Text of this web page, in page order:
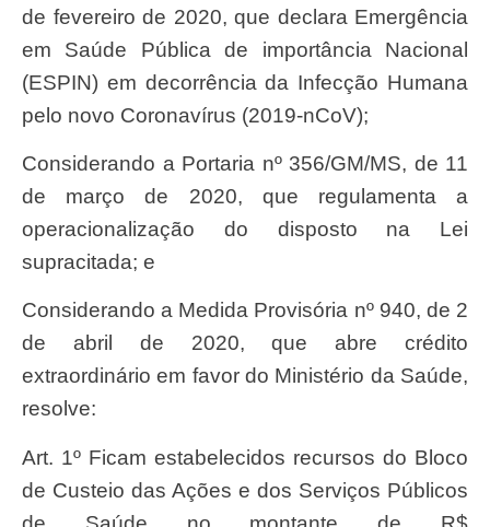
de fevereiro de 2020, que declara Emergência
em Saúde Pública de importância Nacional
(ESPIN) em decorrência da Infecção Humana
pelo novo Coronavírus (2019-nCoV);
Considerando a Portaria nº 356/GM/MS, de 11
de março de 2020, que regulamenta a
operacionalização do disposto na Lei
supracitada; e
Considerando a Medida Provisória nº 940, de 2
de abril de 2020, que abre crédito
extraordinário em favor do Ministério da Saúde,
resolve:
Art. 1º Ficam estabelecidos recursos do Bloco
de Custeio das Ações e dos Serviços Públicos